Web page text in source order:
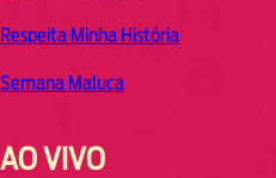
Respeita Minha História
Semana Maluca
AO VIVO